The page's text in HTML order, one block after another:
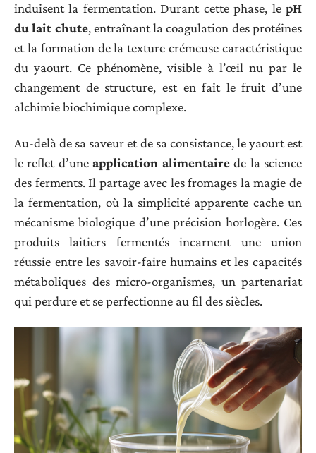
induisent la fermentation. Durant cette phase, le pH
du lait chute, entraînant la coagulation des protéines
et la formation de la texture crémeuse caractéristique
du yaourt. Ce phénomène, visible à l’œil nu par le
changement de structure, est en fait le fruit d’une
alchimie biochimique complexe.
Au-delà de sa saveur et de sa consistance, le yaourt est
le reflet d’uneapplication alimentairede la science
des ferments. Il partage avec les fromages la magie de
la fermentation, où la simplicité apparente cache un
mécanisme biologique d’une précision horlogère. Ces
produits laitiers fermentés incarnent une union
réussie entre les savoir-faire humains et les capacités
métaboliques des micro-organismes, un partenariat
qui perdure et se perfectionne au fil des siècles.